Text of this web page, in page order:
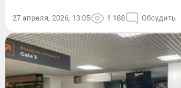
27 апреля, 2026, 13:05 1 188 Обсудить